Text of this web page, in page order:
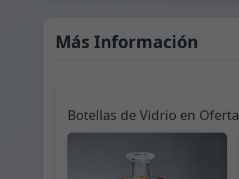
Más Información
Botellas de Vidrio en Oferta